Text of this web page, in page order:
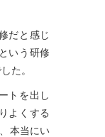
だと感じ
いう研修
た。
トを出し
よくする
本当にい